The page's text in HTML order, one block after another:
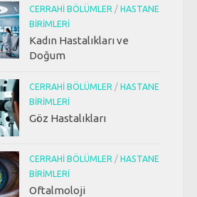
CERRAHI BÖLÜMLER / HASTANE
BIRIMLERI
Kadın Hastalıkları ve
Doğum
CERRAHI BÖLÜMLER / HASTANE
BIRIMLERI
Göz Hastalıkları
CERRAHI BÖLÜMLER / HASTANE
BIRIMLERI
Oftalmoloji